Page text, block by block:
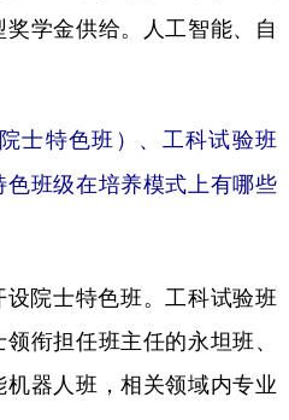
学金供给。人工智能、自
特色班）、工科试验班
色班级在培养模式上有哪些
院士特色班。工科试验班
衔担任班主任的永坦班、
器人班，相关领域内专业